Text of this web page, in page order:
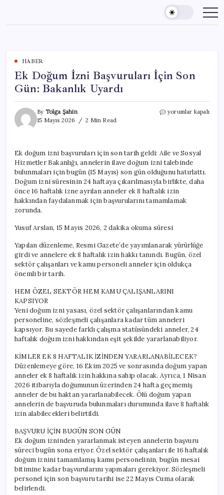
content
HABER
Ek Doğum İzni Başvuruları İçin Son
Gün: Bakanlık Uyardı
By Tolga Şahin
15 Mayıs 2026
2 Min Read
Ek
Son
Gün:
Bakanlık
Uyardı
için
yorumlar kapalı
Ek doğum izni başvuruları için son tarih geldi: Aile ve Sosyal
Hizmetler Bakanlığı, annelerin ilave doğum izni talebinde
bulunmaları için bugün (15 Mayıs) son gün olduğunu hatırlattı.
Doğum izni süresinin 24 haftaya çıkarılmasıyla birlikte, daha
önce 16 haftalık izne ayrılan anneler ek 8 haftalık izin
hakkından faydalanmak için başvurularını tamamlamak
zorunda.
Yusuf Arslan, 15 Mayıs 2026, 2 dakika okuma süresi
Yapılan düzenleme, Resmi Gazete’de yayımlanarak yürürlüğe
girdi ve annelere ek 8 haftalık izin hakkı tanındı. Bugün, özel
sektör çalışanları ve kamu personeli anneler için oldukça
önemli bir tarih.
HEM ÖZEL SEKTÖR HEM KAMU ÇALIŞANLARINI
KAPSIYOR
Yeni doğum izni yasası, özel sektör çalışanlarından kamu
personeline, sözleşmeli çalışanlara kadar tüm anneleri
kapsıyor. Bu sayede farklı çalışma statüsündeki anneler, 24
haftalık doğum izni hakkından eşit şekilde yararlanabiliyor.
KİMLER EK 8 HAFTALIK İZİNDEN YARARLANABİLECEK?
Düzenlemeye göre, 16 Ekim 2025 ve sonrasında doğum yapan
anneler ek 8 haftalık izin hakkına sahip olacak. Ayrıca, 1 Nisan
2026 itibarıyla doğumunun üzerinden 24 hafta geçmemiş
anneler de bu haktan yararlanabilecek. Ölü doğum yapan
annelerin de başvuruda bulunmaları durumunda ilave 8 haftalık
izin alabilecekleri belirtildi.
BAŞVURU İÇİN BUGÜN SON GÜN
Ek doğum izninden yararlanmak isteyen annelerin başvuru
süreci bugün sona eriyor. Özel sektör çalışanları ile 16 haftalık
doğum iznini tamamlamış kamu personelinin, bugün mesai
bitimine kadar başvurularını yapmaları gerekiyor. Sözleşmeli
personel için son başvuru tarihi ise 22 Mayıs Cuma olarak
belirlendi.